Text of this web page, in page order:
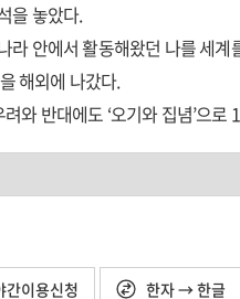
을 놓았다.
라 안에서 활동해왔던 나를 세
해외에 나갔다.
와 반대에도 ‘오기와 집념’으로
제를 이끌었다.
간이용신청 한자 → 한글